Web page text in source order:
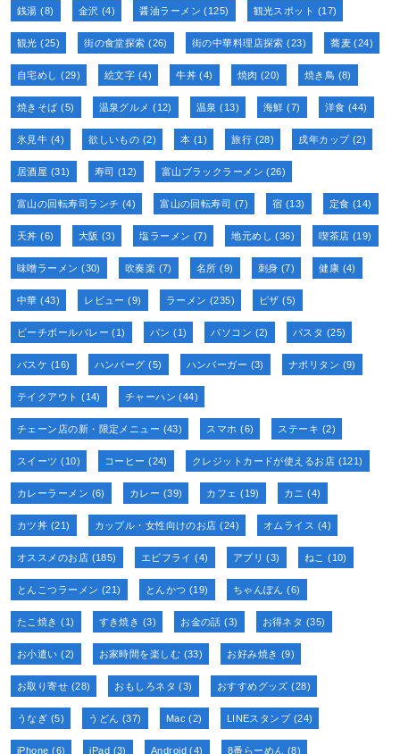
銭湯 (8) 金沢 (4) 醤油ラーメン (125) 観光スポット (17)
観光 (25) 街の食堂探索 (26) 街の中華料理店探索 (23) 蕎麦 (24)
自宅めし (29) 絵文字 (4) 牛丼(4) 焼肉 (20) 焼き鳥 (8)
焼きそば (5) 温泉グルメ (12) 温泉 (13) 海鮮 (7) 洋食 (44)
氷見牛 (4) 欲しいもの (2) 本 (1) 旅行 (28) 戌年カップ (2)
居酒屋 (31) 寿司 (12) 富山ブラックラーメン (26)
富山の回転寿司ランチ (4) 富山の回転寿司 (7) 宿 (13) 定食 (14)
天丼 (6) 大阪 (3) 塩ラーメン (7) 地元めし (36) 喫茶店 (19)
味噌ラーメン (30) 吹奏楽 (7) 名所 (9) 刺身 (7) 健康 (4)
中華 (43) レビュー (9) ラーメン (235) ピザ (5)
ビーチボールバレー (1) パン (1) パソコン (2) パスタ (25)
バスケ (16) ハンバーグ (5) ハンバーガー (3) ナポリタン (9)
テイクアウト (14) チャーハン (44)
チェーン店の新・限定メニュー (43) スマホ (6) ステーキ (2)
スイーツ (10) コーヒー (24) クレジットカードが使えるお店 (121)
カレーラーメン (6) カレー (39) カフェ (19) カニ (4)
カツ丼 (21) カップル・女性向けのお店 (24) オムライス (4)
オススメのお店 (185) エビフライ (4) アプリ (3) ねこ (10)
とんこつラーメン (21) とんかつ (19) ちゃんぽん (6)
たこ焼き (1) すき焼き (3) お金の話 (3) お得ネタ (35)
お小遣い (2) お家時間を楽しむ (33) お好み焼き (9)
お取り寄せ (28) おもしろネタ (3) おすすめグッズ (28)
うなぎ (5) うどん (37) Mac (2) LINEスタンプ (24)
iPhone (6) iPad (3) Android (4) 8番らーめん (8)